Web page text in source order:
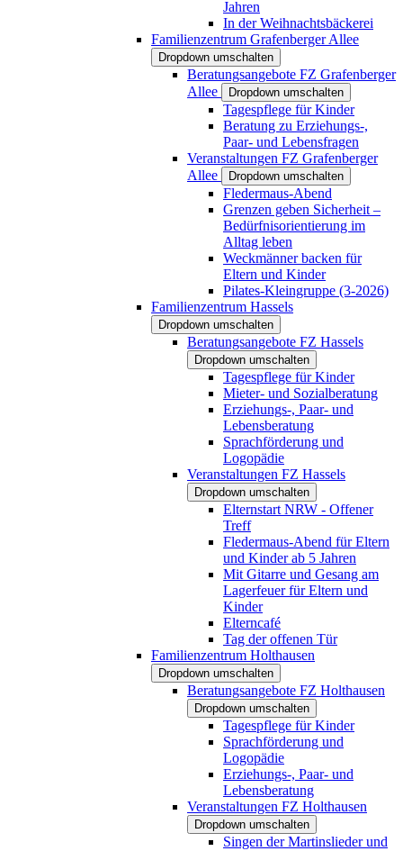
Jahren
In der Weihnachtsbäckerei
Familienzentrum Grafenberger Allee
Dropdown umschalten
Beratungsangebote FZ Grafenberger
Allee
Dropdown umschalten
Tagespflege für Kinder
Beratung zu Erziehungs-,
Paar- und Lebensfragen
Veranstaltungen FZ Grafenberger
Allee
Dropdown umschalten
Fledermaus-Abend
Grenzen geben Sicherheit –
Bedürfnisorientierung im
Alltag leben
Weckmänner backen für
Eltern und Kinder
Pilates-Kleingruppe (3-2026)
Familienzentrum Hassels
Dropdown umschalten
Beratungsangebote FZ Hassels
Dropdown umschalten
Tagespflege für Kinder
Mieter- und Sozialberatung
Erziehungs-, Paar- und
Lebensberatung
Sprachförderung und
Logopädie
Veranstaltungen FZ Hassels
Dropdown umschalten
Elternstart NRW - Offener
Treff
Fledermaus-Abend für Eltern
und Kinder ab 5 Jahren
Mit Gitarre und Gesang am
Lagerfeuer für Eltern und
Kinder
Elterncafé
Tag der offenen Tür
Familienzentrum Holthausen
Dropdown umschalten
Beratungsangebote FZ Holthausen
Dropdown umschalten
Tagespflege für Kinder
Sprachförderung und
Logopädie
Erziehungs-, Paar- und
Lebensberatung
Veranstaltungen FZ Holthausen
Dropdown umschalten
Singen der Martinslieder und